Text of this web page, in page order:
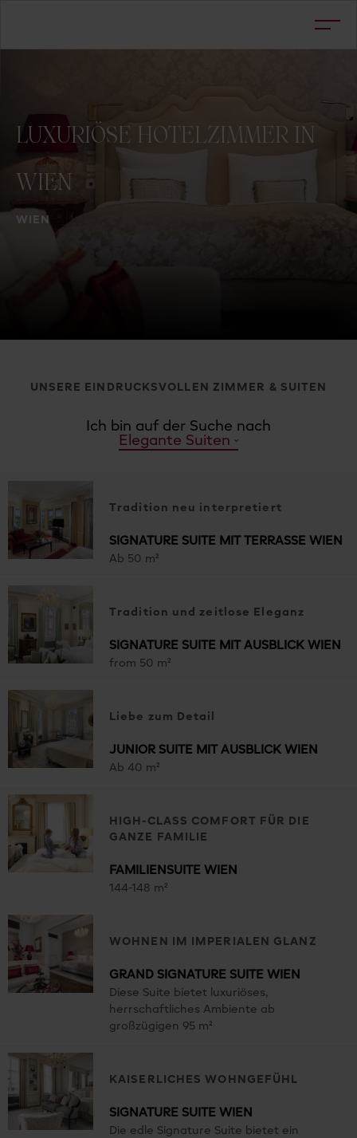
WIEN
LUXURIÖSE HOTELZIMMER IN
WIEN
UNSERE EINDRUCKSVOLLEN ZIMMER & SUITEN
Ich bin auf der Suche nach
Elegante Suiten
Tradition neu interpretiert
SIGNATURE SUITE MIT TERRASSE WIEN
Ab 50 m²
Tradition und zeitlose Eleganz
SIGNATURE SUITE MIT AUSBLICK WIEN
from 50 m²
Liebe zum Detail
JUNIOR SUITE MIT AUSBLICK WIEN
Ab 40 m²
HIGH-CLASS COMFORT FÜR DIE
GANZE FAMILIE
FAMILIENSUITE WIEN
144-148 m²
WOHNEN IM IMPERIALEN GLANZ
GRAND SIGNATURE SUITE WIEN
Diese Suite bietet luxuriöses,
herrschaftliches Ambiente ab
großzügigen 95 m²
KAISERLICHES WOHNGEFÜHL
SIGNATURE SUITE WIEN
Die edle Signature Suite bietet ein